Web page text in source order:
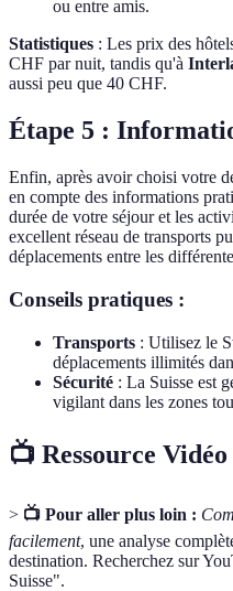
ou entre amis.
Statistiques : Les prix des
CHF par nuit, tandis qu'à
aussi peu que 40 CHF.
Étape 5 :
Enfin, après avoir choisi votre
en compte des informations
durée de votre séjour et les
excellent réseau de transports
déplacements entre les
Conseils pratiques :
Transports : Utilisez le
déplacements illimités
Sécurité : La Suisse est
vigilant dans les zones
📺 Ressource Vidéo
> 📺 Pour aller plus loin :
facilement, une analyse
destination. Recherchez sur
Suisse".